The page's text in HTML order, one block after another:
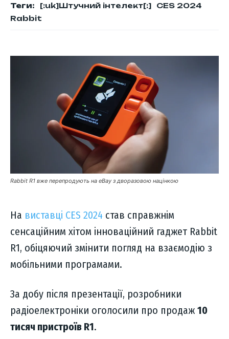
Теги: [:uk]Штучний інтелект[:]
CES 2024
Rabbit
Rabbit R1 вже перепродують на eBay з дворазовою націнкою
На виставці CES 2024 став справжнім
сенсаційним хітом інноваційний гаджет Rabbit
R1, обіцяючий змінити погляд на взаємодію з
мобільними програмами.
За добу після презентації, розробники
радіоелектроніки оголосили про продаж 10
тисяч пристроїв R1.